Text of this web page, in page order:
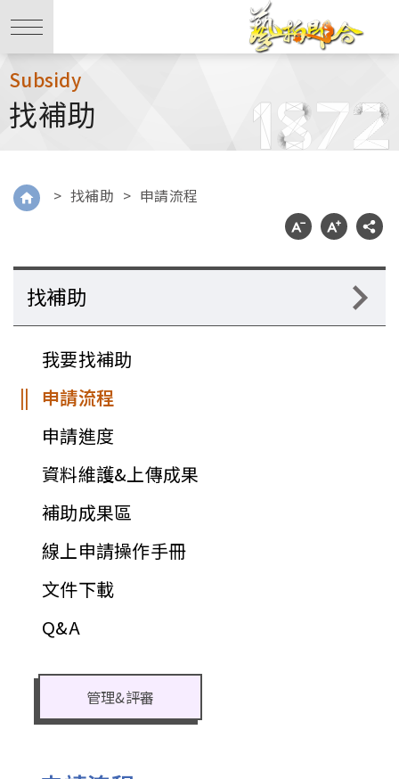
Subsidy
找補助
> 找補助 > 申請流程
找補助
我要找補助
申請流程
申請進度
資料維護&上傳成果
補助成果區
線上申請操作手冊
文件下載
Q&A
管理&評審